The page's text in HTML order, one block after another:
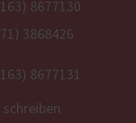
8677130
3868426
8677131
schreiben